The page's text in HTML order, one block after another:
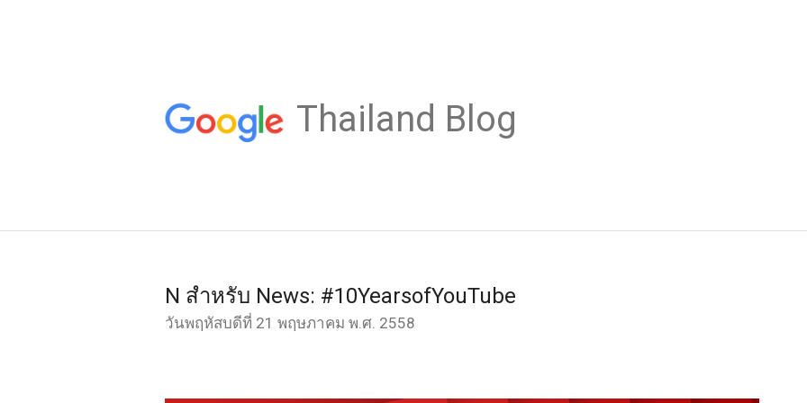
Thailand Blog
N สำหรับ News: #10YearsofYouTube
วันพฤหัสบดีที่ 21 พฤษภาคม พ.ศ. 2558